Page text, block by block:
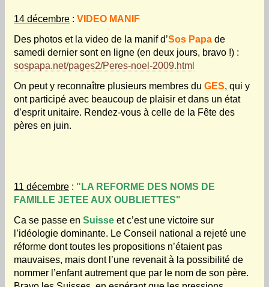
14 décembre : VIDEO MANIF
Des photos et la video de la manif d’Sos Papa de
samedi dernier sont en ligne (en deux jours, bravo !) :
sospapa.net/pages2/Peres-noel-2009.html
On peut y reconnaître plusieurs membres du GES, qui y
ont participé avec beaucoup de plaisir et dans un état
d’esprit unitaire. Rendez-vous à celle de la Fête des
pères en juin.
11 décembre : "LA REFORME DES NOMS DE
FAMILLE JETEE AUX OUBLIETTES"
Ca se passe en Suisse et c’est une victoire sur
l’idéologie dominante. Le Conseil national a rejeté une
réforme dont toutes les propositions n’étaient pas
mauvaises, mais dont l’une revenait à la possibilité de
nommer l’enfant autrement que par le nom de son père.